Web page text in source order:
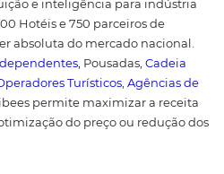
de automação como
CRM ou CRS podem
receitas e oferecer uma
Embora possa parecer
e pousadas consigam
a tecnologia pode ajudar.